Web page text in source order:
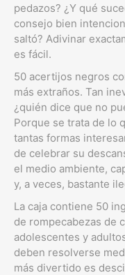
pedazos? ¿Y qué
consejo bien
saltó? Adivinar
es fácil.
50 acertijos negros
más extraños. Tan
¿quién dice que no
Porque se trata de lo
tantas formas
de celebrar su
el medio ambiente,
y, a veces, bastante
La caja contiene 50
de rompecabezas de
adolescentes y
deben resolverse
más divertido es